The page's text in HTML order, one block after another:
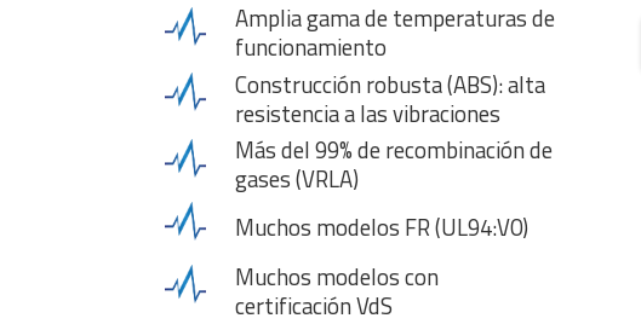
Amplia gama de temperaturas de
funcionamiento
Construcción robusta (ABS): alta
resistencia a las vibraciones
Más del 99% de recombinación de
gases (VRLA)
Muchos modelos FR (UL94:V0)
Muchos modelos con
certificación VdS